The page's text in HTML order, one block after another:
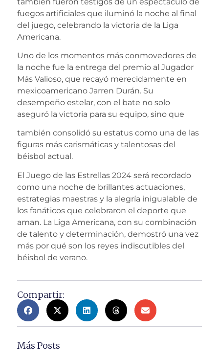
fuegos artificiales que iluminó la noche al final
del juego, celebrando la victoria de la Liga
Americana.
Uno de los momentos más conmovedores de
la noche fue la entrega del premio al Jugador
Más Valioso, que recayó merecidamente en
mexicoamericano Jarren Durán. Su
desempeño estelar, con el bate no solo
aseguró la victoria para su equipo, sino que
también consolidó su estatus como una de las
figuras más carismáticas y talentosas del
béisbol actual.
El Juego de las Estrellas 2024 será recordado
como una noche de brillantes actuaciones,
estrategias maestras y la alegría inigualable de
los fanáticos que celebraron el deporte que
aman. La Liga Americana, con su combinación
de talento y determinación, demostró una vez
más por qué son los reyes indiscutibles del
béisbol de verano.
Compartir:
Más Posts